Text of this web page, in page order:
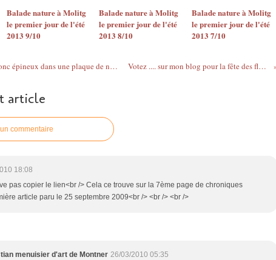
Balade nature à Molitg
le premier jour de l'été
2013 9/10
Balade nature à Molitg
le premier jour de l'été
2013 8/10
Balade nature à Molitg
le premier jour de l'été
2013 7/10
Des fleurs jaunes de l'ajonc épineux dans une plaque de neige Votez .... sur mon blog pour la fête des fleurs
article
commentaire
18:08
pas copier le lien<br /> Cela ce trouve sur la 7ème page de chroniques
article paru le 25 septembre 2009<br /> <br /> <br />
menuisier d'art de Montner 26/03/2010 05:35